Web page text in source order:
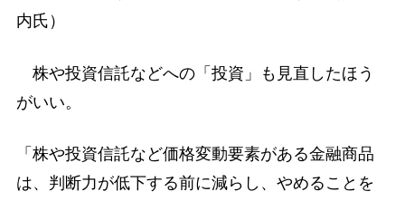
内氏）
株や投資信託などへの「投資」も見直したほう
がいい。
「株や投資信託など価格変動要素がある金融商品
は、判断力が低下する前に減らし、やめることを